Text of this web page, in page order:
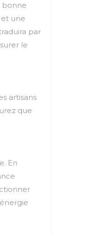
bonne
une
par
le
artisans
que
En